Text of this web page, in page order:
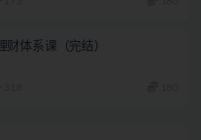
财体系课（完结）